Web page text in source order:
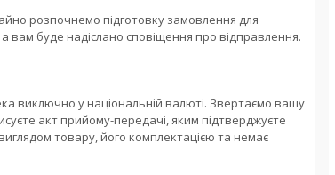
розпочнемо підготовку замовлення для
буде надіслано сповіщення про відправлення.
виключно у національній валюті. Звертаємо вашу
акт прийому-передачі, яким підтверджуєте
товару, його комплектацією та немає